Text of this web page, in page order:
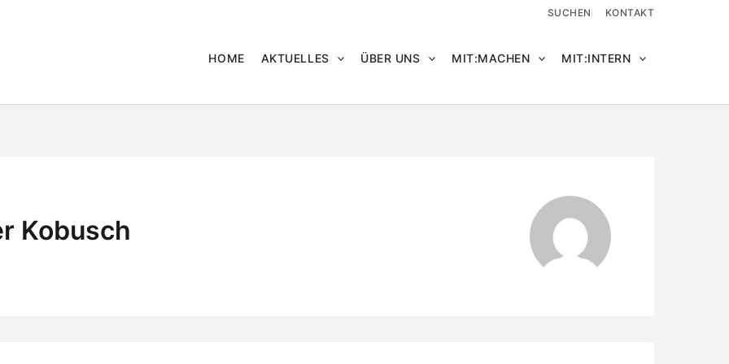
SUCHEN KONTAKT
HOME AKTUELLES ÜBER UNS MIT:MACHEN MIT:INTERN
Kobusch